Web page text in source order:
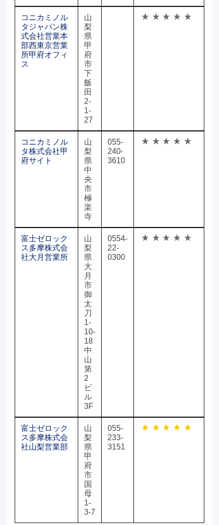
コニカミノル
タジャパン株
式会社営業本
部西東京営業
所甲府オフィ
ス
山
梨
県
甲
府
市
下
飯
田
2-
1-
27
コニカミノル
タ株式会社甲
府サイト
山
梨
県
中
央
市
極
楽
寺
055-
240-
3610
富士ゼロック
ス多摩株式会
社大月営業所
山
梨
県
大
月
市
御
太
刀
1-
10-
18
中
山
第
2
ビ
ル
3F
0554-
22-
0300
富士ゼロック
ス多摩株式会
社山梨営業部
山
梨
県
甲
府
市
国
母
1-
3-7
055-
233-
3151